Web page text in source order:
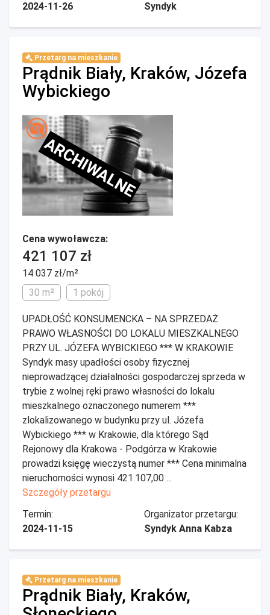
2024-11-26
Syndyk
Przetarg na mieszkanie
Prądnik Biały, Kraków, Józefa
Wybickiego
ARCHIWALNE
Cena wywoławcza:
421 107 zł
14 037 zł/m²
30 m²
1 pokój
UPADŁOŚĆ KONSUMENCKA – NA SPRZEDAŻ
PRAWO WŁASNOŚCI DO LOKALU MIESZKALNEGO
PRZY UL. JÓZEFA WYBICKIEGO *** W KRAKOWIE
Syndyk masy upadłości osoby fizycznej
nieprowadzącej działalności gospodarczej sprzeda w
trybie z wolnej ręki prawo własności do lokalu
mieszkalnego oznaczonego numerem ***
zlokalizowanego w budynku przy ul. Józefa
Wybickiego *** w Krakowie, dla którego Sąd
Rejonowy dla Krakowa - Podgórza w Krakowie
prowadzi księgę wieczystą numer *** Cena minimalna
nieruchomości wynosi 421.107,00 ...
Szczegóły przetargu
Termin:
2024-11-15
Organizator przetargu:
Syndyk Anna Kabza
Przetarg na mieszkanie
Prądnik Biały, Kraków,